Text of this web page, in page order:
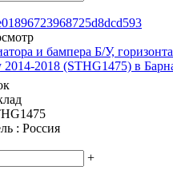
и бампера Б/У,
2014-2018 (STHG1475) в
: Россия
+